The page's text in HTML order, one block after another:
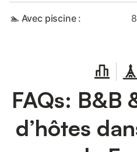
🏊 Avec piscine :
FAQs: B&B
d’hôtes